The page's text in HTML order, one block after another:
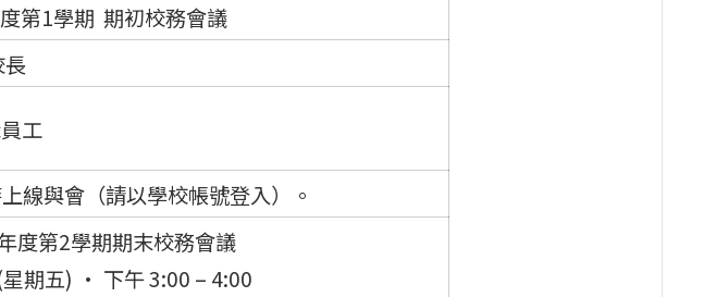
第1學期 期初校務會議
工
線與會（請以學校帳號登入）。
度第2學期期末校務會議
期五) · 下午 3:00 – 4:00